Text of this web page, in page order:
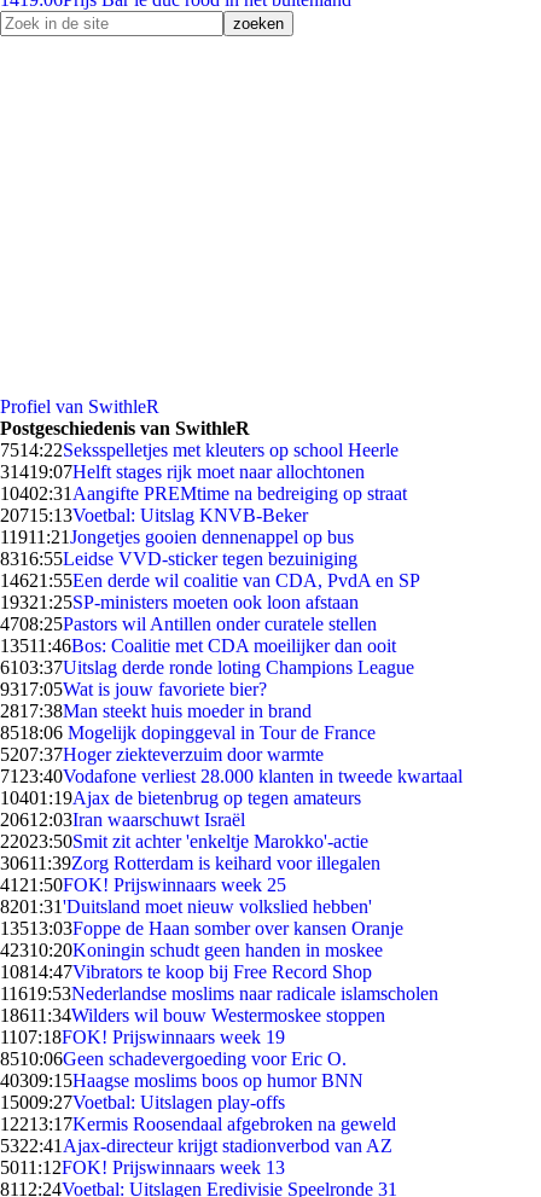
Profiel van SwithleR
Postgeschiedenis van SwithleR
7514:22Seksspelletjes met kleuters op school Heerle
31419:07Helft stages rijk moet naar allochtonen
10402:31 Aangifte PREMtime na bedreiging op straat
20715:13Voetbal: Uitslag KNVB-Beker
11911:21Jongetjes gooien dennenappel op bus
8316:55Leidse VVD-sticker tegen bezuiniging
14621:55Een derde wil coalitie van CDA, PvdA en SP
19321:25SP-ministers moeten ook loon afstaan
4708:25Pastors wil Antillen onder curatele stellen
13511:46Bos: Coalitie met CDA moeilijker dan ooit
6103:37Uitslag derde ronde loting Champions League
9317:05Wat is jouw favoriete bier?
2817:38Man steekt huis moeder in brand
8518:06 Mogelijk dopinggeval in Tour de France
5207:37Hoger ziekteverzuim door warmte
71 23:40Vodafone verliest 28.000 klanten in tweede kwartaal
10401:19Ajax de bietenbrug op tegen amateurs
20612:03Iran waarschuwt Israël
22023:50Smit zit achter 'enkeltje Marokko'-actie
30611:39Zorg Rotterdam is keihard voor illegalen
41 21:50FOK! Prijswinnaars week 25
8201:31'Duitsland moet nieuw volkslied hebben'
13513:03Foppe de Haan somber over kansen Oranje
42310:20Koningin schudt geen handen in moskee
10814:47Vibrators te koop bij Free Record Shop
11619:53Nederlandse moslims naar radicale islamscholen
18611:34Wilders wil bouw Westermoskee stoppen
1107:18FOK! Prijswinnaars week 19
8510:06Geen schadevergoeding voor Eric O.
40309:15Haagse moslims boos op humor BNN
15009:27Voetbal: Uitslagen play-offs
12213:17Kermis Roosendaal afgebroken na geweld
5322:41 Ajax-directeur krijgt stadionverbod van AZ
5011:12FOK! Prijswinnaars week 13
8112:24Voetbal: Uitslagen Eredivisie Speelronde 31